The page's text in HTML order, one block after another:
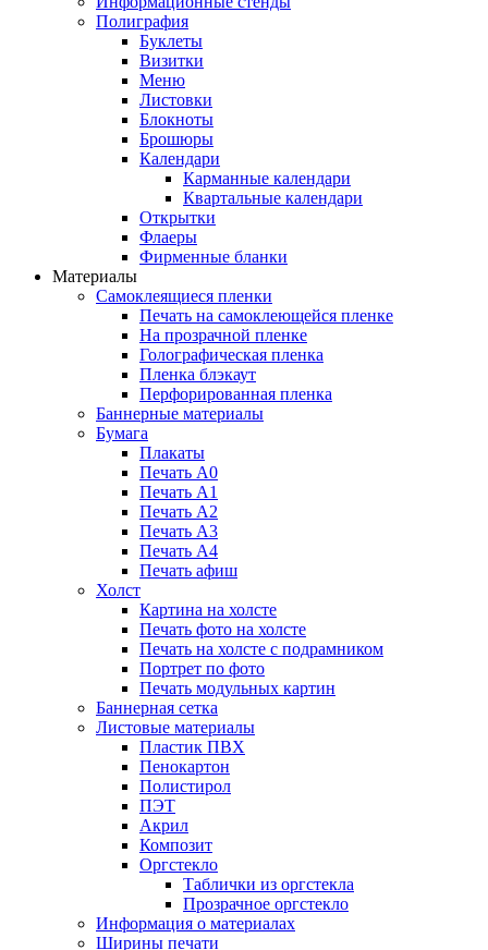
Полиграфия
Буклеты
Визитки
Меню
Листовки
Блокноты
Брошюры
Календари
Карманные календари
Квартальные календари
Открытки
Флаеры
Фирменные бланки
Материалы
Самоклеящиеся пленки
Печать на самоклеющейся пленке
На прозрачной пленке
Голографическая пленка
Пленка блэкаут
Перфорированная пленка
Баннерные материалы
Бумага
Плакаты
Печать А0
Печать А1
Печать А2
Печать А3
Печать А4
Печать афиш
Холст
Картина на холсте
Печать фото на холсте
Печать на холсте с подрамником
Портрет по фото
Печать модульных картин
Баннерная сетка
Листовые материалы
Пластик ПВХ
Пенокартон
Полистирол
ПЭТ
Акрил
Композит
Оргстекло
Таблички из оргстекла
Прозрачное оргстекло
Информация о материалах
Ширины печати